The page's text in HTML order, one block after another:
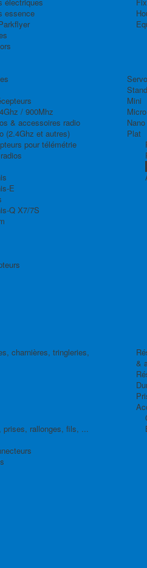
essence
/ 900Mhz
& accessoires radio
(2.4Ghz et autres)
pour télémétrie
E
Q X7/7S
Mini
Micro
Nano
Plat
charnières, tringleries,
prises, rallonges, fils, ...
&